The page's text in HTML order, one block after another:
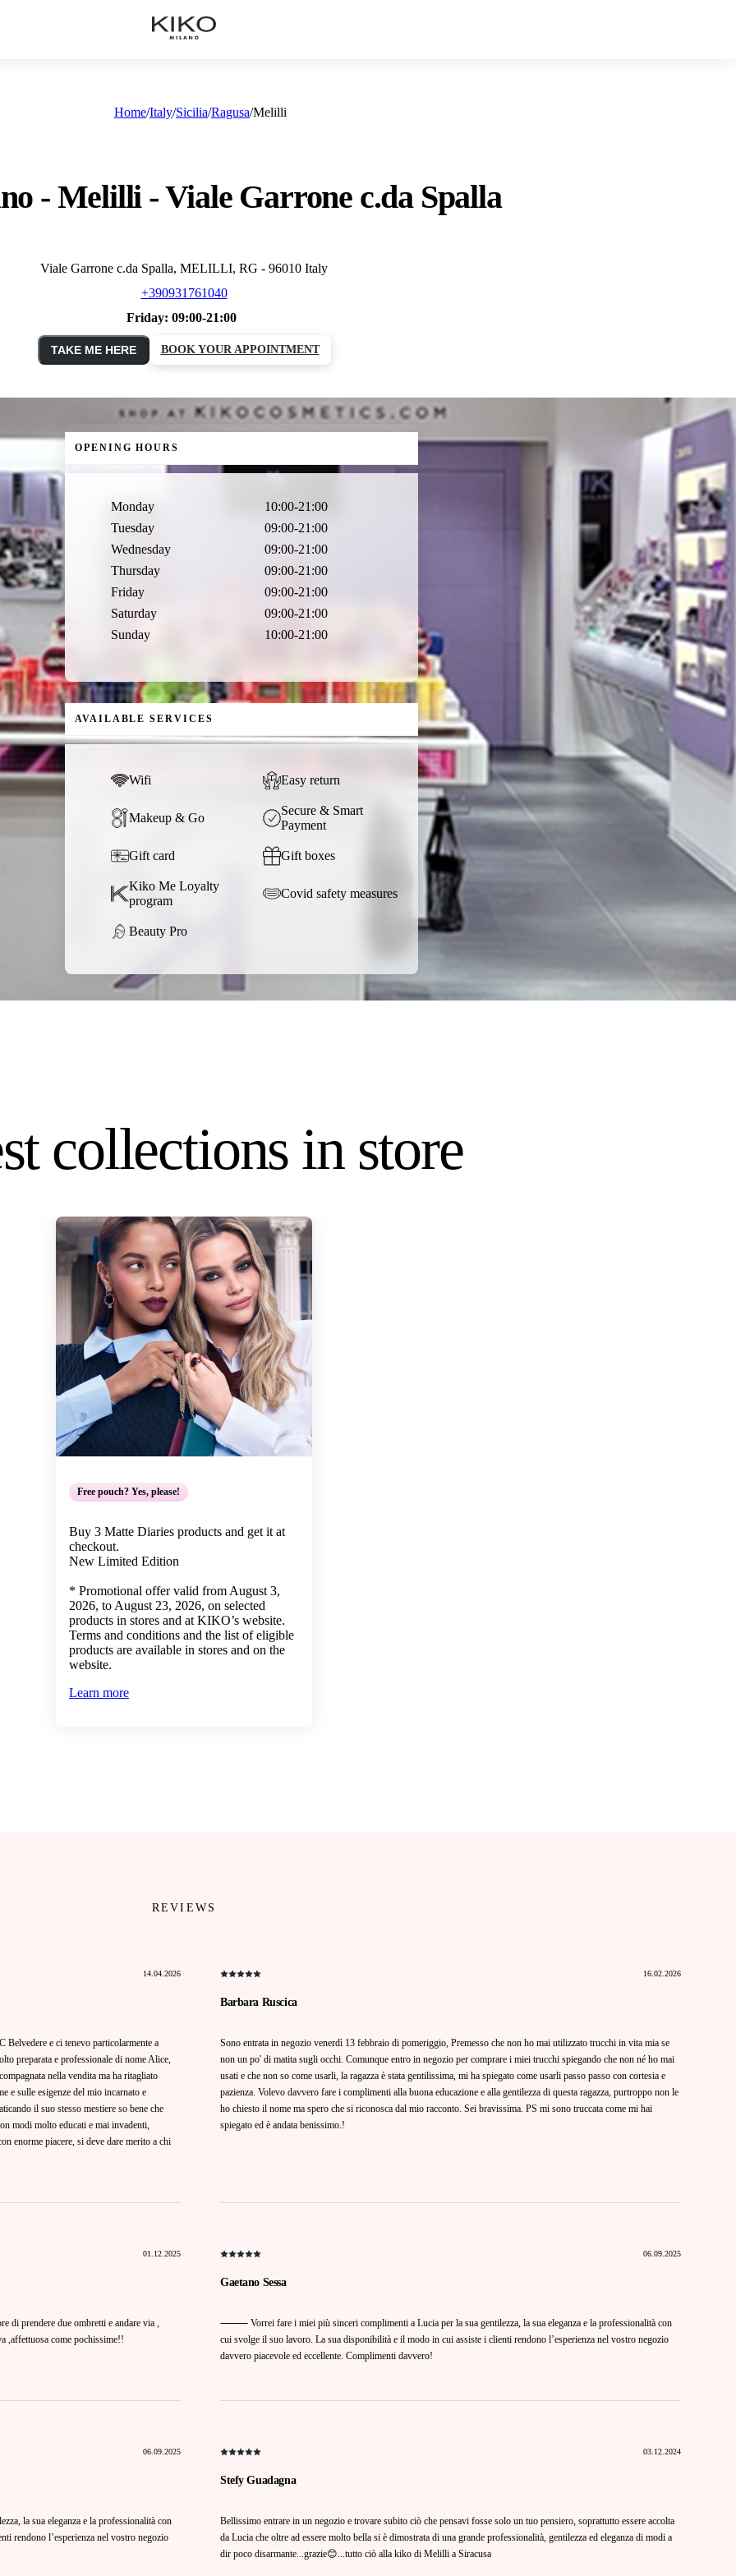
Home Italy Sicilia Ragusa Melilli
- Melilli - Viale Garrone c.da Spalla
Viale Garrone c.da Spalla, MELILLI, RG - 96010 Italy
+390931761040
Friday:09:00-21:00
TAKE ME HERE BOOK YOUR APPOINTMENT
OPENING HOURS
Monday
10:00-21:00
Tuesday
09:00-21:00
Wednesday
09:00-21:00
Thursday
09:00-21:00
Friday
09:00-21:00
Saturday
09:00-21:00
Sunday
10:00-21:00
AVAILABLE SERVICES
Wifi Easy return
Makeup & Go
Secure & Smart
Payment
Gift card Gift boxes
Kiko Me Loyalty
program
Covid safety measures
Beauty Pro
collections in store
Free pouch? Yes, please!
Buy 3 Matte Diaries products and get it at
checkout.
New Limited Edition
* Promotional offer valid from August 3,
2026, to August 23, 2026, on selected
products in stores and at KIKO’s website.
Terms and conditions and the list of eligible
products are available in stores and on the
website.
Learn more
REVIEWS
14.04.2026
e ci tenevo particolarmente a
preparata e professionale di nome Alice,
nella vendita ma ha ritagliato
e sulle esigenze del mio incarnato e
il suo stesso mestiere so bene che
modi molto educati e mai invadenti,
enorme piacere, si deve dare merito a chi
16.02.2026
Barbara Ruscica
Sono entrata in negozio venerdì 13 febbraio di pomeriggio, Premesso che non ho mai utilizzato trucchi in vita mia se
non un po' di matita sugli occhi. Comunque entro in negozio per comprare i miei trucchi spiegando che non né ho mai
usati e che non so come usarli, la ragazza è stata gentilissima, mi ha spiegato come usarli passo passo con cortesia e
pazienza. Volevo davvero fare i complimenti alla buona educazione e alla gentilezza di questa ragazza, purtroppo non le
ho chiesto il nome ma spero che si riconosca dal mio racconto. Sei bravissima. PS mi sono truccata come mi hai
spiegato ed è andata benissimo.!
01.12.2025
di prendere due ombretti e andare via ,
,affettuosa come pochissime!!
06.09.2025
Gaetano Sessa
⸻ Vorrei fare i miei più sinceri complimenti a Lucia per la sua gentilezza, la sua eleganza e la professionalità con
cui svolge il suo lavoro. La sua disponibilità e il modo in cui assiste i clienti rendono l’esperienza nel vostro negozio
davvero piacevole ed eccellente. Complimenti davvero!
06.09.2025
la sua eleganza e la professionalità con
rendono l’esperienza nel vostro negozio
03.12.2024
Stefy Guadagna
Bellissimo entrare in un negozio e trovare subito ciò che pensavi fosse solo un tuo pensiero, soprattutto essere accolta
da Lucia che oltre ad essere molto bella si è dimostrata di una grande professionalità, gentilezza ed eleganza di modi a
dir poco disarmante...grazie😊...tutto ciò alla kiko di Melilli a Siracusa